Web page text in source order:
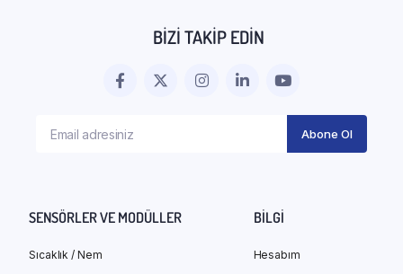
BIZI TAKIP EDIN
SENSÖRLER VE MODÜLLER
Sıcaklık / Nem
BILGI
Hesabım